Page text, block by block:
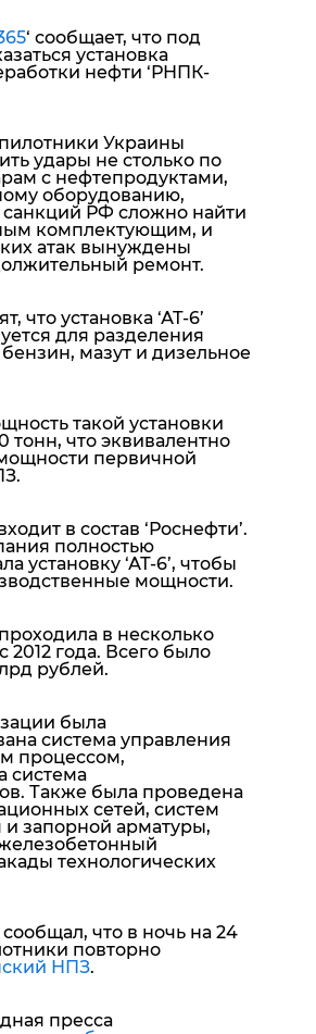
‘ сообщает, что под
установка
нефти ‘РНПК-
Украины
удары не столько по
с нефтепродуктами,
оборудованию,
санкций РФ сложно найти
комплектующим, и
атак вынуждены
ремонт.
что установка ‘АТ-6’
для разделения
мазут и дизельное
такой установки
тонн, что эквивалентно
первичной
в состав ‘Роснефти’.
полностью
установку ‘АТ-6’, чтобы
мощности.
в несколько
2012 года. Всего было
рублей.
была
система управления
процессом,
система
Также была проведена
сетей, систем
запорной арматуры,
технологических
сообщал, что в ночь на 24
повторно
НПЗ.
пресса